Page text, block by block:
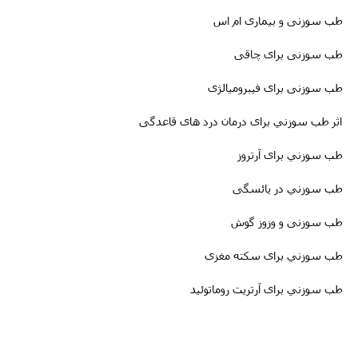
طب سوزنى برای سندروم تونل کارپ
طب سوزنی و بیماری ام اس
طب سوزنى برای چاقی
طب سوزنی برای فیبرومیالژی
اثر طب سوزني برای درمان درد های قاعدگی
طب سوزني برای آرتروز
طب سوزني در یائسگی
طب سوزنی و وزوز گوش
طب سوزني برای سکته مغزى